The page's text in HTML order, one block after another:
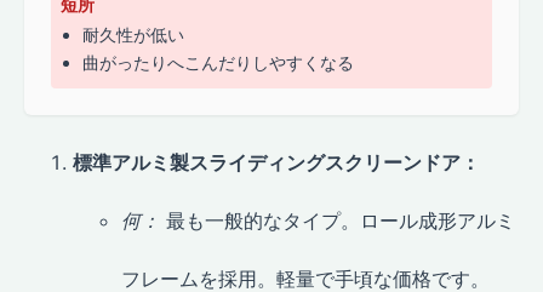
耐久性が低い
曲がったりへこんだりしやすくなる
標準アルミ製スライディングスクリーンドア：
何： 最も一般的なタイプ。ロール成形アルミ
フレームを採用。軽量で手頃な価格です。